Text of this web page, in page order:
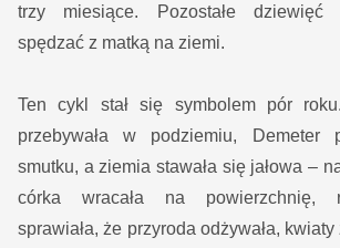
trzy miesiące. Pozostałe dziewięć
spędzać z matką na ziemi.
Ten cykl stał się symbolem pór
przebywała w podziemiu, Demeter
smutku, a ziemia stawała się jałowa –
córka wracała na powierzchnię,
sprawiała, że przyroda odżywała,